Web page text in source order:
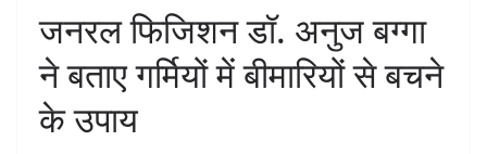
जनरल फिजिशन डॉ. अनुज बग्गा
ने बताए गर्मियों में बीमारियों से बचने
के उपाय